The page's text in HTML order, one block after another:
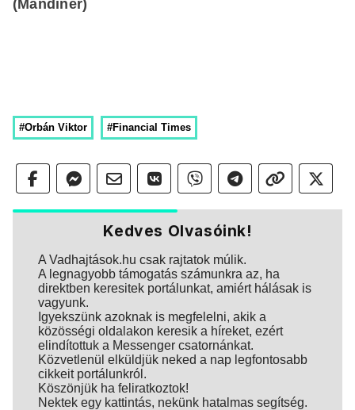
(Mandiner)
#Orbán Viktor #Financial Times
Kedves Olvasóink!
A Vadhajtások.hu csak rajtatok múlik.
A legnagyobb támogatás számunkra az, ha
direktben keresitek portálunkat, amiért hálásak is
vagyunk.
Igyekszünk azoknak is megfelelni, akik a
közösségi oldalakon keresik a híreket, ezért
elindítottuk a Messenger csatornánkat.
Közvetlenül elküldjük neked a nap legfontosabb
cikkeit portálunkról.
Köszönjük ha feliratkoztok!
Nektek egy kattintás, nekünk hatalmas segítség.